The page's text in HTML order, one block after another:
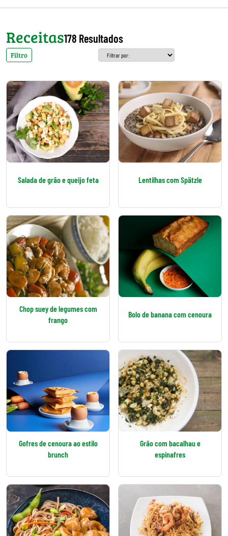
Receitas178 Resultados
Filtro
Salada de grão e queijo feta Lentilhas com Spätzle
Chop suey de legumes com
frango
Bolo de banana com cenoura
Gofres de cenoura ao estilo
brunch
Grão com bacalhau e
espinafres